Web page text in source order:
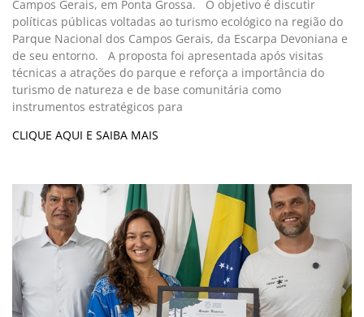
Campos Gerais, em Ponta Grossa. O objetivo é discutir
políticas públicas voltadas ao turismo ecológico na região do
Parque Nacional dos Campos Gerais, da Escarpa Devoniana e
de seu entorno. A proposta foi apresentada após visitas
técnicas a atrações do parque e reforça a importância do
turismo de natureza e de base comunitária como
instrumentos estratégicos para
CLIQUE AQUI E SAIBA MAIS